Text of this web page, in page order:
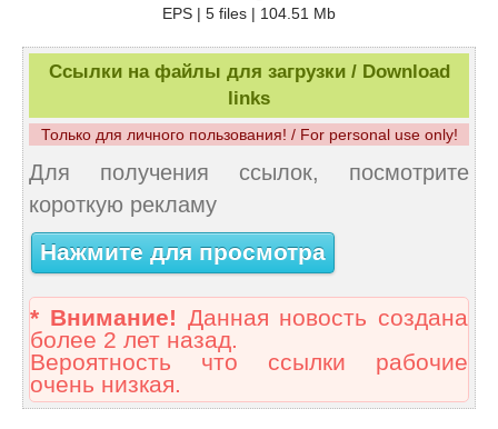
EPS | 5 files | 104.51 Mb
Ссылки на файлы для загрузки / Download
links
Только для личного пользования! / For personal use only!
Для получения ссылок, посмотрите
короткую рекламу
Нажмите для просмотра
* Внимание! Данная новость создана
более 2 лет назад.
Вероятность что ссылки рабочие
очень низкая.